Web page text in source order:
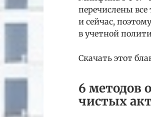
перечислены
и сейчас,
в учетной
Скачать этот
6 методов
чистых